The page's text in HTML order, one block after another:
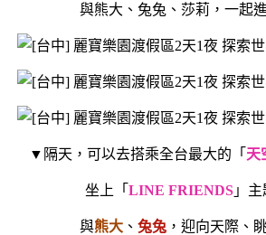
與熊大、兔兔、莎莉，一起
▼隔天，可以去搭乘全台最大的「 天
坐上「 LINE FRIENDS 」主
與熊大 、 兔兔 ，迎向天際、